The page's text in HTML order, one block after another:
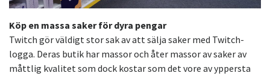
Köp en massa saker för dyra pengar
Twitch gör väldigt stor sak av att sälja saker med Twitch-
logga. Deras butik har massor och åter massor av saker av
måttlig kvalitet som dock kostar som det vore av yppersta